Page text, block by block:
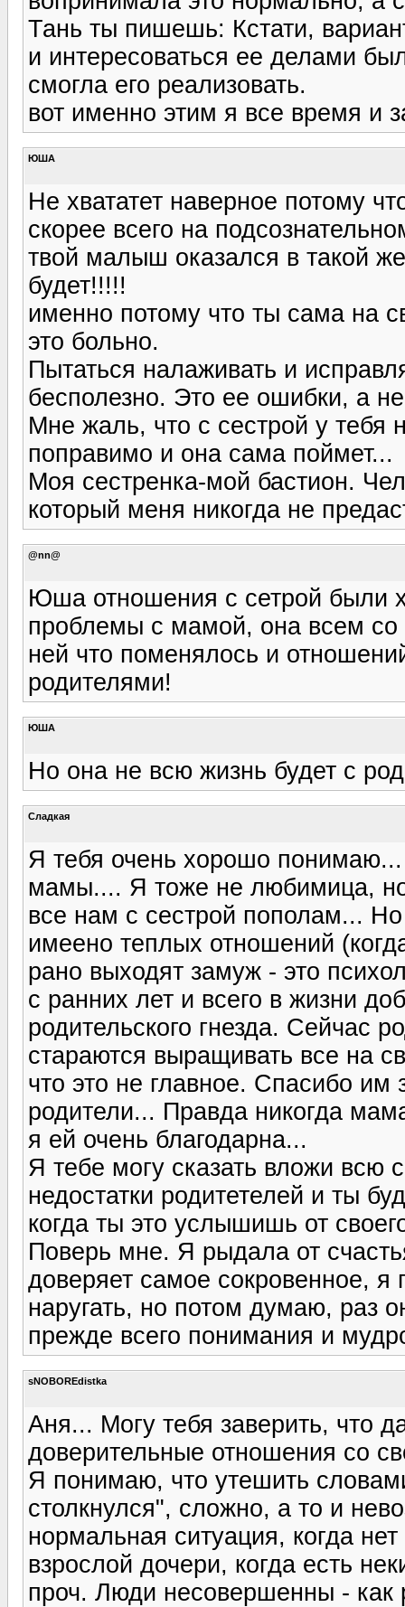
Тань ты пишешь: Кстати,
и интересоваться ее делами
смогла его реализовать.
вот именно этим я все время и
ЮША
Не хвататет наверное потому
скорее всего на
твой малыш оказался в такой
будет!!!!!
именно потому что ты сама на
это больно.
Пытаться налаживать и
бесполезно. Это ее ошибки, а
Мне жаль, что с сестрой у
поправимо и она сама поймет...
Моя сестренка-мой бастион.
который меня никогда не
@nn@
Юша отношения с сетрой были
проблемы с мамой, она всем со
ней что поменялось и
родителями!
ЮША
Но она не всю жизнь будет с
Сладкая
Я тебя очень хорошо
мамы.... Я тоже не любимица,
все нам с сестрой пополам...
имеено теплых отношений
рано выходят замуж - это
с ранних лет и всего в жизни
родительского гнезда. Сейчас
стараются выращивать все на
что это не главное. Спасибо
родители... Правда никогда
я ей очень благодарна...
Я тебе могу сказать вложи всю
недостатки родитетелей и ты
когда ты это услышишь от
Поверь мне. Я рыдала от
доверяет самое сокровенное,
наругать, но потом думаю, раз
прежде всего понимания и
sNOBOREdistka
Аня... Могу тебя заверить, что
доверительные отношения со
Я понимаю, что утешить
столкнулся", сложно, а то и
нормальная ситуация, когда
взрослой дочери, когда есть
проч. Люди несовершенны - как